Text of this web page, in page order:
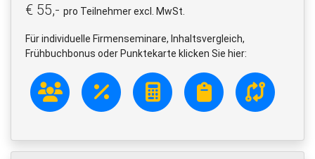
€ 55,- pro Teilnehmer excl. MwSt.
Für individuelle Firmenseminare, Inhaltsvergleich,
Frühbuchbonus oder Punktekarte klicken Sie hier: